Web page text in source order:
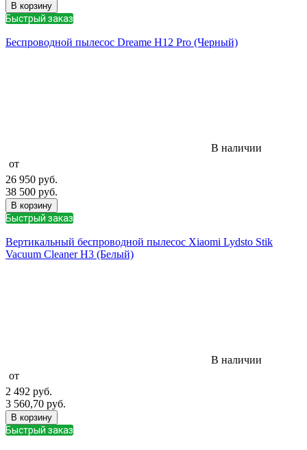
В корзину
Быстрый заказ
Беспроводной пылесос Dreame H12 Pro (Черный)
В наличии
от
26 950 руб.
38 500 руб.
В корзину
Быстрый заказ
Вертикальный беспроводной пылесос Xiaomi Lydsto Stik
Vacuum Cleaner H3 (Белый)
В наличии
от
2 492 руб.
3 560,70 руб.
В корзину
Быстрый заказ